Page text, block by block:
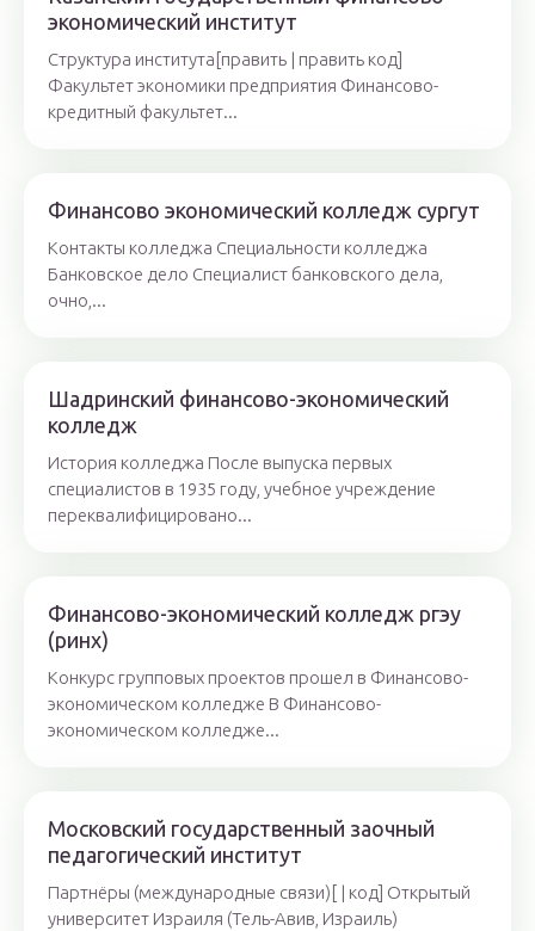
экономический институт
Структура института[править | править код]
Факультет экономики предприятия Финансово-
кредитный факультет...
Финансово экономический колледж сургут
Контакты колледжа Специальности колледжа
Банковское дело Специалист банковского дела,
очно,...
Шадринский финансово-экономический
колледж
История колледжа После выпуска первых
специалистов в 1935 году, учебное учреждение
переквалифицировано...
Финансово-экономический колледж ргэу
(ринх)
Конкурс групповых проектов прошел в Финансово-
экономическом колледже В Финансово-
экономическом колледже...
Московский государственный заочный
педагогический институт
Партнёры (международные связи)[ | код] Открытый
университет Израиля (Тель-Авив, Израиль)